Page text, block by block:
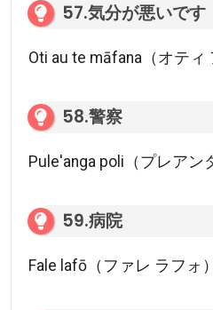
57.気分が悪いです
Oti au te māfana（オティ
58.警察
Pule'anga poli（プレアン
59.病院
Fale lafō（ファレ ラフォ）